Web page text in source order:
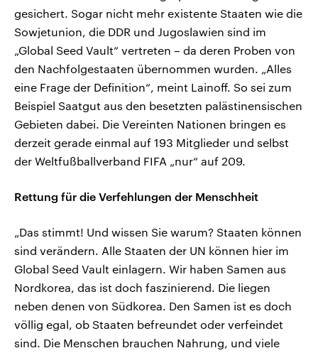
gesichert. Sogar nicht mehr existente Staaten wie die
Sowjetunion, die DDR und Jugoslawien sind im
„Global Seed Vault“ vertreten – da deren Proben von
den Nachfolgestaaten übernommen wurden. „Alles
eine Frage der Definition“, meint Lainoff. So sei zum
Beispiel Saatgut aus den besetzten palästinensischen
Gebieten dabei. Die Vereinten Nationen bringen es
derzeit gerade einmal auf 193 Mitglieder und selbst
der Weltfußballverband FIFA „nur“ auf 209.
Rettung für die Verfehlungen der Menschheit
„Das stimmt! Und wissen Sie warum? Staaten können
sind verändern. Alle Staaten der UN können hier im
Global Seed Vault einlagern. Wir haben Samen aus
Nordkorea, das ist doch faszinierend. Die liegen
neben denen von Südkorea. Den Samen ist es doch
völlig egal, ob Staaten befreundet oder verfeindet
sind. Die Menschen brauchen Nahrung, und viele